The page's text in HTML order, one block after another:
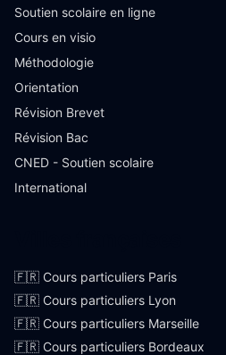
Soutien scolaire en ligne
Cours en visio
Méthodologie
Orientation
Révision Brevet
Révision Bac
CNED - Soutien scolaire
International
🇫🇷 Cours particuliers Paris
🇫🇷 Cours particuliers Lyon
🇫🇷 Cours particuliers Marseille
🇫🇷 Cours particuliers Bordeaux